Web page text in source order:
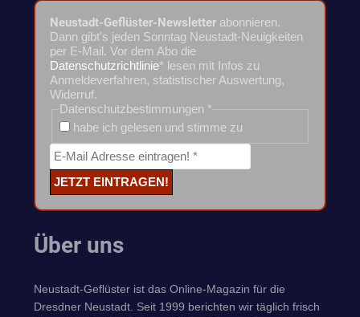
Neustadt-Geflüster-Newsletter abonnieren.
Dann gibt's jeden Sonntag Neustadt-Neuigkeiten
per E-Mail. Vor dem Abo die
Datenschutzrichtlinie* lesen mit Infos zu
Anmeldeverfahren, statistischer Auswertung,
Widerruf.
Datenschutzbestimmungen *
habe ich gelesen und stimme zu
Über uns
Neustadt-Geflüster ist das Online-Magazin für die
Dresdner Neustadt. Seit 1999 berichten wir täglich frisch